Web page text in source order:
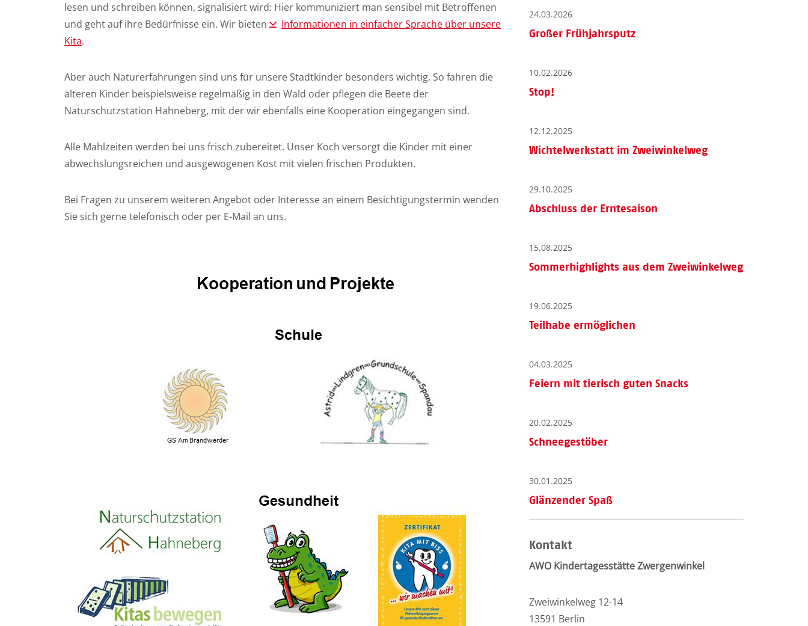
lesen und schreiben können, signalisiert wird: Hier kommuniziert man sensibel mit Betroffenen
und geht auf ihre Bedürfnisse ein. Wir bieten
Informationen in einfacher Sprache über unsere
Kita.
Aber auch Naturerfahrungen sind uns für unsere Stadtkinder besonders wichtig. So fahren die
älteren Kinder beispielsweise regelmäßig in den Wald oder pflegen die Beete der
Naturschutzstation Hahneberg, mit der wir ebenfalls eine Kooperation eingegangen sind.
Alle Mahlzeiten werden bei uns frisch zubereitet. Unser Koch versorgt die Kinder mit einer
abwechslungsreichen und ausgewogenen Kost mit vielen frischen Produkten.
Bei Fragen zu unserem weiteren Angebot oder Interesse an einem Besichtigungstermin wenden
Sie sich gerne telefonisch oder per E-Mail an uns.
24.03.2026
Großer Frühjahrsputz
10.02.2026
Stop!
12.12.2025
Wichtelwerkstatt im Zweiwinkelweg
29.10.2025
Abschluss der Erntesaison
15.08.2025
Sommerhighlights aus dem Zweiwinkelweg
19.06.2025
Teilhabe ermöglichen
04.03.2025
Feiern mit tierisch guten Snacks
20.02.2025
Schneegestöber
30.01.2025
Glänzender Spaß
Kontakt
AWO Kindertagesstätte Zwergenwinkel
Zweiwinkelweg 12-14
13591 Berlin